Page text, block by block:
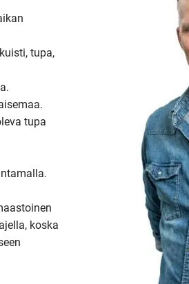
tupa,
tupa
koska